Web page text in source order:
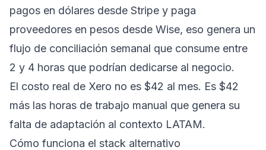
pagos en dólares desde Stripe y paga
proveedores en pesos desde Wise, eso genera un
flujo de conciliación semanal que consume entre
2 y 4 horas que podrían dedicarse al negocio.
El costo real de Xero no es $42 al mes. Es $42
más las horas de trabajo manual que genera su
falta de adaptación al contexto LATAM.
Cómo funciona el stack alternativo